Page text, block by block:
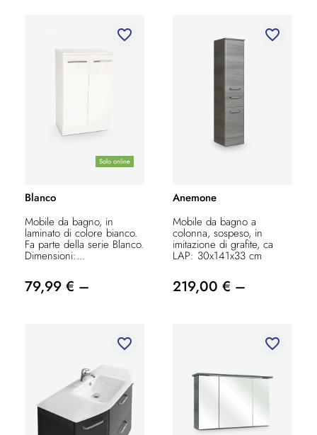
Solo online
favorite_border
Blanco
Mobile da bagno, in
laminato di colore bianco.
Fa parte della serie Blanco.
Dimensioni:...
79,99 € –
favorite_border
Anemone
Mobile da bagno a
colonna, sospeso, in
imitazione di grafite, ca
LAP: 30x141x33 cm
219,00 € –
favorite_border favorite_border